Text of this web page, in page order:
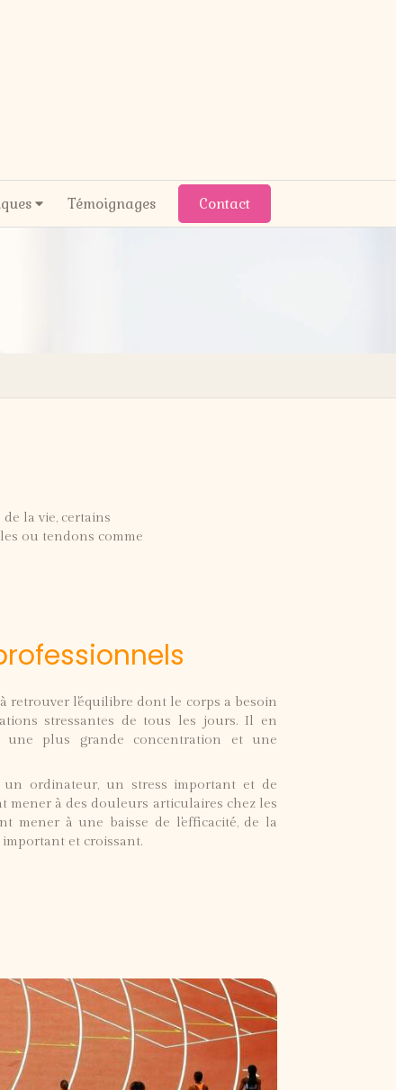
Témoignages Contact
la vie, certains
ou tendons comme
retrouver l'équilibre dont le corps a besoin
stressantes de tous les jours. Il en
une plus grande concentration et une
un ordinateur, un stress important et de
mener à des douleurs articulaires chez les
mener à une baisse de l'efficacité, de la
et croissant.